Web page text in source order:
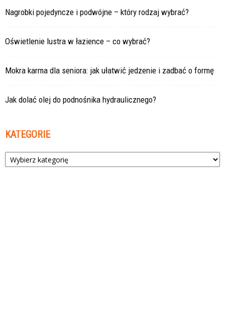
Nagrobki pojedyncze i podwójne – który rodzaj wybrać?
Oświetlenie lustra w łazience – co wybrać?
Mokra karma dla seniora: jak ułatwić jedzenie i zadbać o formę
Jak dolać olej do podnośnika hydraulicznego?
KATEGORIE
Kategorie